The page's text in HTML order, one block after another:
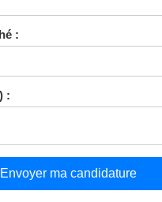
:
:
ma candidature